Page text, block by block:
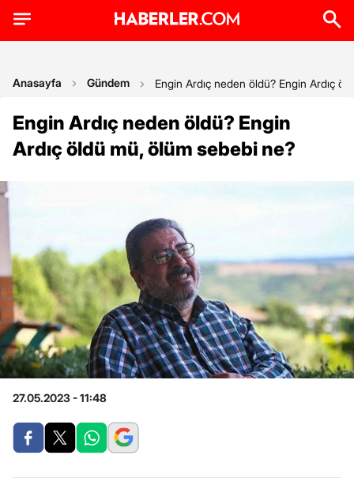
Anasayfa Gündem Engin Ardıç neden öldü? Engin Ardıç
Engin Ardıç neden öldü? Engin
Ardıç öldü mü, ölüm sebebi ne?
27.05.2023 - 11:48